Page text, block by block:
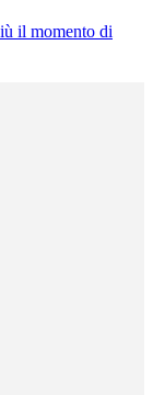
il momento di